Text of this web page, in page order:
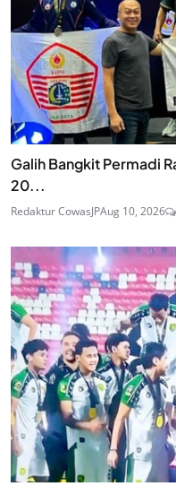
Galih Bangkit Permadi
20...
Redaktur CowasJPAug 10, 2026